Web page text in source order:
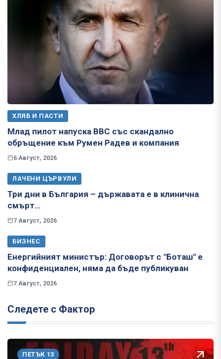
ХЛЯБ И ПАСТИ
Млад пилот напуска ВВС със скандално
обръщение към Румен Радев и компания
6 Август, 2026
ЛАЧЕНИ ЦЪРВУЛИ
Три дни в България – държавата е в клинична
смърт…
7 Август, 2026
БИЗНЕС
Енергийният министър: Договорът с "Боташ" е
конфиденциален, няма да бъде публикуван
7 Август, 2026
Следете с Фактор
ПЕТЪК 13